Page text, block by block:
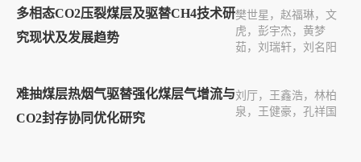
多相态CO2压裂煤层及驱替CH4技术研
究现状及发展趋势
樊世星，赵福琳，文
虎，彭宇杰，黄梦
茹，刘瑞轩，刘名阳
难抽煤层热烟气驱替强化煤层气增流与
CO2封存协同优化研究
刘厅，王鑫浩，林柏
泉，王健豪，孔祥国